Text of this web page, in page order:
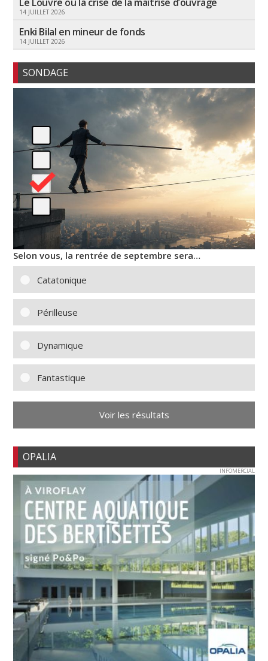
14 JUILLET 2026
Enki Bilal en mineur de fonds
14 JUILLET 2026
SONDAGE
Selon vous, la rentrée de septembre sera…
Catatonique
Périlleuse
Dynamique
Fantastique
Voir les résultats
OPALIA
INFOMERCIAL